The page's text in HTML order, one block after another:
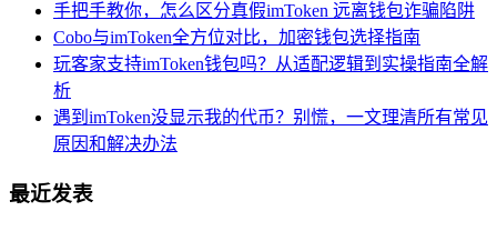
手把手教你，怎么区分真假imToken 远离钱包诈骗陷阱
Cobo与imToken全方位对比，加密钱包选择指南
玩客家支持imToken钱包吗？从适配逻辑到实操指南全解
析
遇到imToken没显示我的代币？别慌，一文理清所有常见
原因和解决办法
最近发表